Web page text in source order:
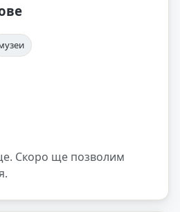
Скоро ще позволим